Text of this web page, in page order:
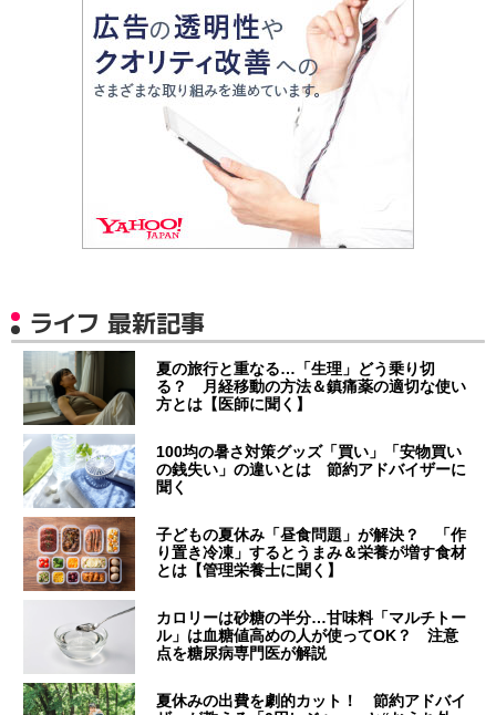
ライフ 最新記事
夏の旅行と重なる…「生理」どう乗り切
る？ 月経移動の方法＆鎮痛薬の適切な使い
方とは【医師に聞く】
100均の暑さ対策グッズ「買い」「安物買い
の銭失い」の違いとは 節約アドバイザーに
聞く
子どもの夏休み「昼食問題」が解決？ 「作
り置き冷凍」するとうまみ＆栄養が増す食材
とは【管理栄養士に聞く】
カロリーは砂糖の半分…甘味料「マルチトー
ル」は血糖値高めの人が使ってOK？ 注意
点を糖尿病専門医が解説
夏休みの出費を劇的カット！ 節約アドバイ